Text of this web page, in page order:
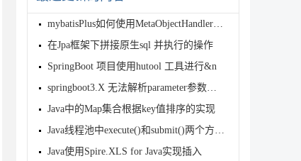
mybatisPlus如何使用MetaObjectHandler对字段进行更
在Jpa框架下拼接原生sql 并执行的操作
SpringBoot 项目使用hutool 工具进行&n
springboot3.X 无法解析parameter参数问题分析
Java中的Map集合根据key值排序的实现
Java线程池中execute()和submit()两个方法的区别(源码&实
Java使用Spire.XLS for Java实现插入